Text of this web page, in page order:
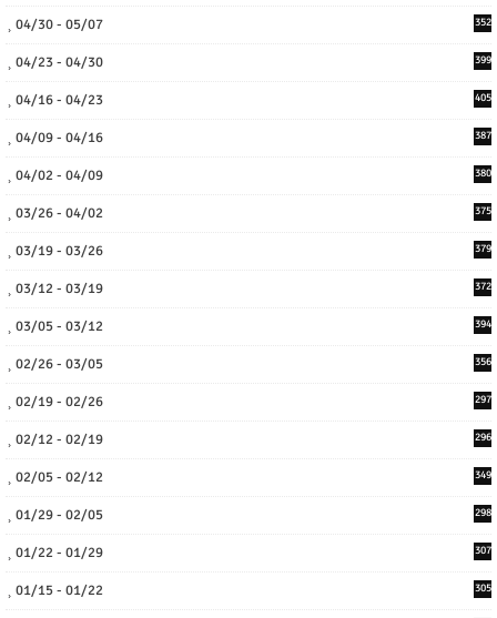
04/30 - 05/07 352
04/23 - 04/30 399
04/16 - 04/23 405
04/09 - 04/16 387
04/02 - 04/09 380
03/26 - 04/02 375
03/19 - 03/26 379
03/12 - 03/19 372
03/05 - 03/12 394
02/26 - 03/05 356
02/19 - 02/26 297
02/12 - 02/19 296
02/05 - 02/12 349
01/29 - 02/05 298
01/22 - 01/29 307
01/15 - 01/22 305